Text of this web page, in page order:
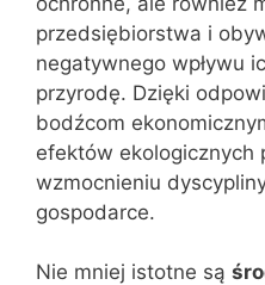
przedsiębiorstwa i
negatywnego wpływu
przyrodę. Dzięki
bodźcom
efektów ekologicznych
wzmocnieniu
gospodarce.
Nie mniej istotne są